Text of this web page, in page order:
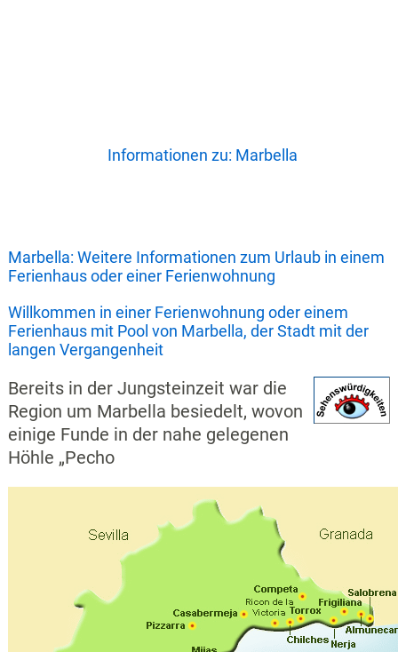
Informationen zu: Marbella
Marbella: Weitere Informationen zum Urlaub in einem
Ferienhaus oder einer Ferienwohnung
Willkommen in einer Ferienwohnung oder einem
Ferienhaus mit Pool von Marbella, der Stadt mit der
langen Vergangenheit
Bereits in der Jungsteinzeit war die
Region um Marbella besiedelt, wovon
einige Funde in der nahe gelegenen
Höhle „Pecho